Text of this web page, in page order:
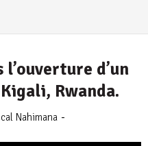
d’un
Rwanda.
Nahimana -